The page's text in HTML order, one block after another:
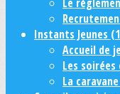
Instants Jeunes
Accueil de
Les
La